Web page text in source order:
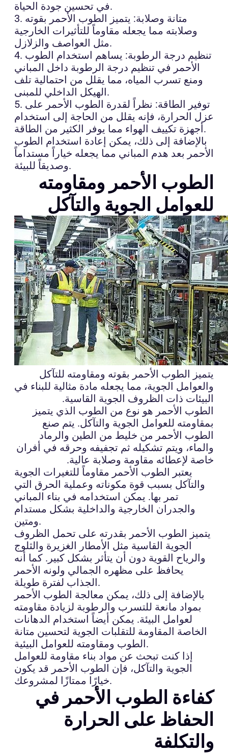
في تحسين جودة الحياة.
3. متانة وصلابة: يتميز الطوب الأحمر بقوته
وصلابته مما يجعله مقاوماً للتأثيرات الخارجية
مثل العواصف والزلازل.
4. تنظيم درجة الرطوبة: يساهم استخدام الطوب
الأحمر في تنظيم درجة الرطوبة داخل المباني
ومنع تسرب المياه، مما يقلل من احتمالية تلف
الهيكل الداخلي للمبنى.
5. توفير الطاقة: نظراً لقدرة الطوب الأحمر على
عزل الحرارة، فإنه يقلل من الحاجة إلى استخدام
أجهزة تكييف الهواء مما يوفر الكثير من الطاقة.
بالإضافة إلى ذلك، يمكن إعادة استخدام الطوب
الأحمر بعد هدم المباني مما يجعله خياراً مستداماً
وصديقاً للبيئة.
الطوب الأحمر ومقاومته
للعوامل الجوية والتآكل
يتميز الطوب الأحمر بقوته ومقاومته للتآكل
والعوامل الجوية، مما يجعله مادة مثالية للبناء في
البيئات ذات الظروف الجوية القاسية.
الطوب الأحمر هو نوع من الطوب الذي يتميز
بمقاومته للعوامل الجوية والتآكل. يتم صنع
الطوب الأحمر من خليط من الطين والرماد
والماء، ويتم تشكيله ثم تجفيفه وحرقه في أفران
خاصة لإعطائه مقاومة وصلابة عالية.
يعتبر الطوب الأحمر مقاوماً للتغيرات الجوية
والتآكل بسبب قوة مكوناته وعملية الحرق التي
تمر بها. يمكن استخدامه في بناء المباني
والجدران الخارجية والداخلية بشكل مستدام
ومتين.
يتميز الطوب الأحمر بقدرته على تحمل الظروف
الجوية القاسية مثل الأمطار الغزيرة والثلوج
والرياح القوية دون أن يتأثر بشكل كبير. كما أنه
يحافظ على مظهره الجمالي ولونه الأحمر
الجذاب لفترة طويلة.
بالإضافة إلى ذلك، يمكن معالجة الطوب الأحمر
بمواد مانعة للتسرب والرطوبة لزيادة مقاومته
لعوامل البيئة. يمكن أيضاً استخدام الدهانات
الخاصة المقاومة للتقلبات الجوية لتحسين متانة
الطوب ومقاومته للعوامل البيئية.
إذا كنت تبحث عن مواد بناء مقاومة للعوامل
الجوية والتآكل، فإن الطوب الأحمر قد يكون
خيارًا ممتازًا لمشروعك.
كفاءة الطوب الأحمر في
الحفاظ على الحرارة
والتكلفة